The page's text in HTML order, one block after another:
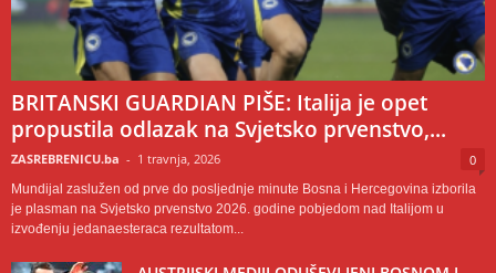
BRITANSKI GUARDIAN PIŠE: Italija je opet
propustila odlazak na Svjetsko prvenstvo,...
ZASREBRENICU.ba - 1 travnja, 2026 0
Mundijal zaslužen od prve do posljednje minute Bosna i Hercegovina izborila
je plasman na Svjetsko prvenstvo 2026. godine pobjedom nad Italijom u
izvođenju jedanaesteraca rezultatom...